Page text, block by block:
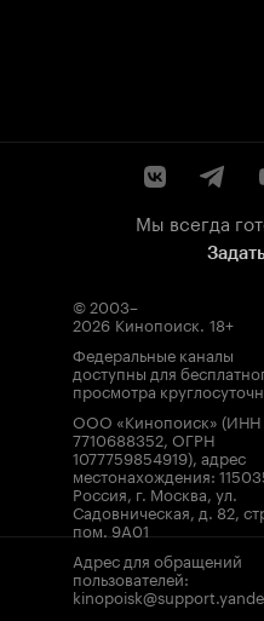
Мы всегда
© 2003–
2026 Кинопоиск. 18+
Федеральные каналы
доступны для
просмотра
ООО «Кинопоиск» (ИНН
7710688352, ОГРН
1077759854919), адрес
местонахождения:
Россия, г. Москва, ул.
Садовническая, д. 82,
пом. 9А01
Адрес для обращений
пользователей: